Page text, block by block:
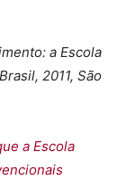
a Escola
2011, São
a Escola